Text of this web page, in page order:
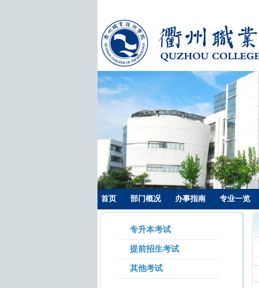
首页 部门概况 办事指南 专业一览
·
·
专升本考试
提前招生考试
其他考试